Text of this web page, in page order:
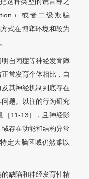
这种类型的谎言称之
）或者二级欺骗
式在博弈环境和较为
自闭症等神经发育障
常发育个体相比，自
其神经机制到底存在
题。以往的行为研究
［11-13］，且神经影
存在功能和结构异常
定大脑区域仍然难以
缺陷和神经发育性精